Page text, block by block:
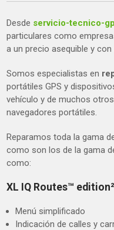
Desde servicio-tecnico-
particulares como
a un precio asequible y
Somos especialistas en
portátiles GPS y
vehículo y de muchos
navegadores portátiles.
Reparamos toda la gama
como son los de la gama
como:
XL IQ Routes™
Menú simplificado
Indicación de calles y